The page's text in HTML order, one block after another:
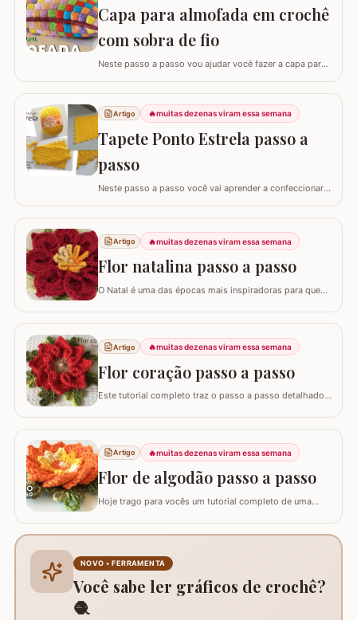
Capa para almofada em crochê
com sobra de fio
Neste passo a passo vou ajudar você fazer a capa para
passo a passo do tapete, mas desta vez vou mostrar
como é super fácil fazer um modelo quadrado com as
bordas retas. O passo a passo está bem detalhado,
mas se sentir alguma dificuldade deixe um…
Artigo 🔥muitas dezenas viram essa semana
Tapete Ponto Estrela passo a
passo
Neste passo a passo você vai aprender a confeccionar
Maxcolor (400g/452 metros). Quem trabalha com este
fio com certeza sabe que a qualidade é indiscutível. É
mais durável e possui cores vibrantes deixando
agregando ainda mais valor em nossas…
Artigo 🔥muitas dezenas viram essa semana
Flor natalina passo a passo
O Natal é uma das épocas mais inspiradoras para quem
uma criação belíssima da artesã Shirley Lucimar, que
gentilmente compartilhou seu…
Artigo 🔥muitas dezenas viram essa semana
Flor coração passo a passo
Este tutorial completo traz o passo a passo detalhado
8 pétalas, garantindo um formato mais cheio e
arredondado, ideal para tapetes, mantas e…
Artigo 🔥muitas dezenas viram essa semana
Flor de algodão passo a passo
Hoje trago para vocês um tutorial completo de uma
seu trabalho manual, seja em colchas, caminhos de
mesa ou tapetes. Vamos aprender com…
NOVO • FERRAMENTA
Você sabe ler gráficos de crochê?
🧶